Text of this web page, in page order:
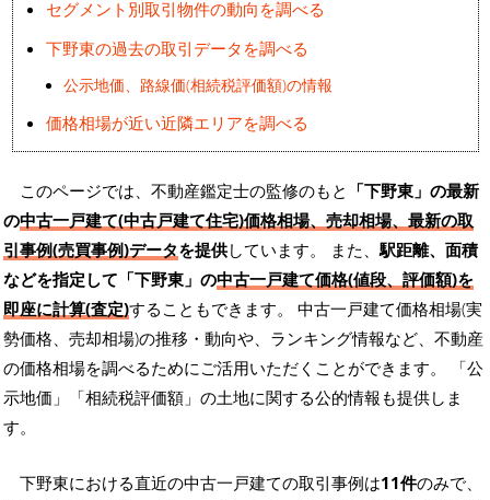
セグメント別取引物件の動向を調べる
下野東の過去の取引データを調べる
公示地価、路線価(相続税評価額)の情報
価格相場が近い近隣エリアを調べる
このページでは、不動産鑑定士の監修のもと 「下野東」の最新
の中古一戸建て(中古戸建て住宅)価格相場、売却相場、最新の取
引事例(売買事例)データを提供しています。 また、駅距離、面積
などを指定して「下野東」の中古一戸建て価格(値段、評価額)を
即座に計算(査定)することもできます。 中古一戸建て価格相場(実
勢価格、売却相場)の推移・動向や、ランキング情報など、不動産
の価格相場を調べるためにご活用いただくことができます。
「公
示地価」「相続税評価額」の土地に関する公的情報も提供しま
す。
下野東における直近の中古一戸建ての取引事例は11件のみで、